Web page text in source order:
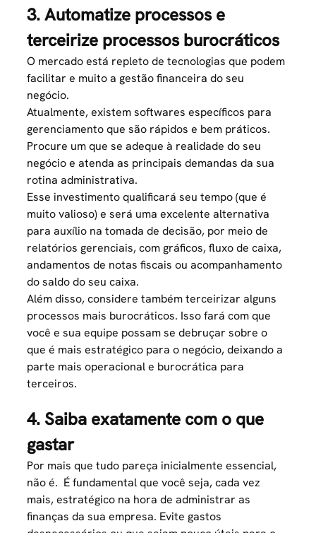
3. Automatize processos e
terceirize processos burocráticos
O mercado está repleto detecnologias que podem
facilitar e muito a gestão financeira do seu
negócio.
Atualmente, existem softwares específicos para
gerenciamento que são rápidos e bem práticos.
Procure um que se adeque à realidade do seu
negócio e atenda as principais demandas da sua
rotina administrativa.
Esse investimento qualificará seu tempo (que é
muito valioso) e será uma excelente alternativa
para auxílio na tomada de decisão, por meio de
relatórios gerenciais, com gráficos, fluxo de caixa,
andamentos de notas fiscais ou acompanhamento
do saldo do seu caixa.
Além disso, considere também terceirizar alguns
processos mais burocráticos. Isso fará com que
você e sua equipe possam se debruçar sobre o
que é mais estratégico para o negócio, deixando a
parte mais operacional e burocrática para
terceiros.
4. Saiba exatamente com o que
gastar
Por mais que tudo pareça inicialmente essencial,
não é. É fundamental que você seja, cada vez
mais, estratégico na hora de administrar as
finanças da sua empresa. Evite gastos